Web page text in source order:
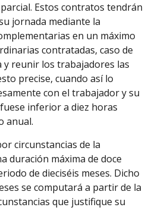
Estos contratos tendrán
jornada mediante la
en un máximo
contratadas, caso de
y reunir los trabajadores las
precise, cuando así lo
con el trabajador y su
inferior a diez horas
anual.
circunstancias de la
duración máxima de doce
de dieciséis meses. Dicho
se computará a partir de la
que justifique su